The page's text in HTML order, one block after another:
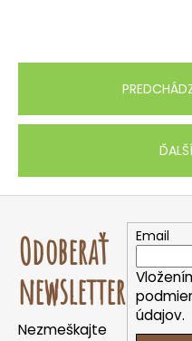
Z
Odoberať
newsletter
Nezmeškajte
Email
údajov.